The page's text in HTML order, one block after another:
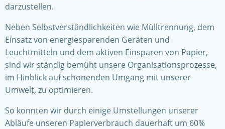
darzustellen.
Neben Selbstverständlichkeiten wie Mülltrennung, dem
Einsatz von energiesparenden Geräten und
Leuchtmitteln und dem aktiven Einsparen von Papier,
sind wir ständig bemüht unsere Organisationsprozesse,
im Hinblick auf schonenden Umgang mit unserer
Umwelt, zu optimieren.
So konnten wir durch einige Umstellungen unserer
Abläufe unseren Papierverbrauch dauerhaft um 60%